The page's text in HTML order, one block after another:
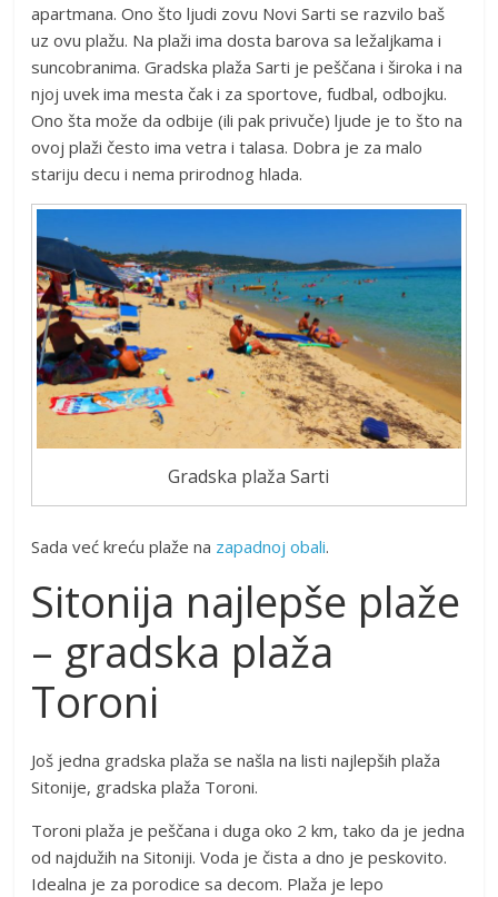
apartmana. Ono što ljudi zovu Novi Sarti se razvilo baš
uz ovu plažu. Na plaži ima dosta barova sa ležaljkama i
suncobranima. Gradska plaža Sarti je peščana i široka i na
njoj uvek ima mesta čak i za sportove, fudbal, odbojku.
Ono šta može da odbije (ili pak privuče) ljude je to što na
ovoj plaži često ima vetra i talasa. Dobra je za malo
stariju decu i nema prirodnog hlada.
Gradska plaža Sarti
Sada već kreću plaže na zapadnoj obali.
Sitonija najlepše plaže
– gradska plaža
Toroni
Još jedna gradska plaža se našla na listi najlepših plaža
Sitonije, gradska plaža Toroni.
Toroni plaža je peščana i duga oko 2 km, tako da je jedna
od najdužih na Sitoniji. Voda je čista a dno je peskovito.
Idealna je za porodice sa decom. Plaža je lepo